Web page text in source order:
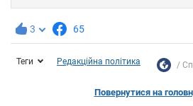
3 65
Теги Редакційна політика
Повернутися на